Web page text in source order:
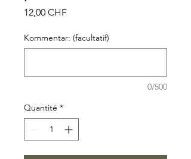
12,00 CHFPrix
Kommentar: (facultatif)
0/500
Quantité *